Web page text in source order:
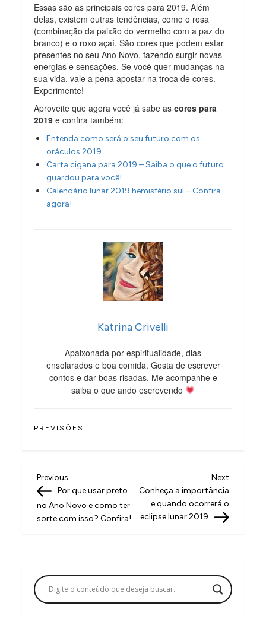
Essas são as principais cores para 2019. Além
delas, existem outras tendências, como o rosa
(combinação da paixão do vermelho com a paz do
branco) e o roxo açaí. São cores que podem estar
presentes no seu Ano Novo, fazendo surgir novas
energias e sensações. Se você quer mudanças na
sua vida, vale a pena apostar na troca de cores.
Experimente!
Aproveite que agora você já sabe ascores para
2019 e confira também:
Entenda como será o seu futuro com os
oráculos 2019
Carta cigana para 2019 – Saiba o que o futuro
guardou para você!
Calendário lunar 2019 hemisfério sul – Confira
agora!
Katrina Crivelli
Apaixonada por espiritualidade, dias
ensolarados e boa comida. Gosta de escrever
contos e dar boas risadas. Me acompanhe e
saiba o que ando escrevendo
PREVISÕES
N
a
v
a
ç
Previous
Post
Previous
Por que usar preto
no Ano Novo e como ter
sorte com isso? Confira!
Next
Post
Next
Conheça a importância
e quando ocorrerá o
eclipse lunar 2019